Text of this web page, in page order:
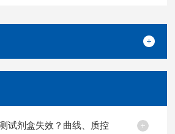
试剂盒失效？曲线、质控